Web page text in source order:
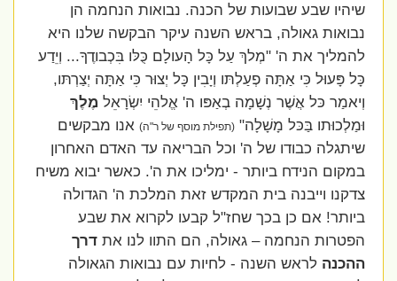
שיהיו שבע שבועות של הכנה. נבואות הנחמה הן
נבואות גאולה, בראש השנה עיקר הבקשה שלנו היא
להמליך את ה' "מְלךְ עַל כָּל הָעולָם כֻּלּו בִּכְבודֶךָ... וְיֵדַע
כָּל פָּעוּל כִּי אַתָּה פְעַלְתּו וְיָבִין כָּל יְצוּר כִּי אַתָּה יְצַרְתּו,
וְיאמַר כּל אֲשֶׁר נְשָׁמָה בְאַפּו ה' אֱלהֵי יִשְׂרָאֵלמֶלֶךְ
וּמַלְכוּתו בַּכּל מָשָׁלָה"(תפילת מוסף של ר"ה)אנו מבקשים
שיתגלה כבודו של ה' וכל הבריאה עד האדם האחרון
במקום הנידח ביותר - ימליכו את ה'. כאשר יבוא משיח
צדקנו וייבנה בית המקדש זאת המלכת ה' הגדולה
ביותר! אם כן בכך שחז"ל קבעו לקרוא את שבע
הפטרות הנחמה – גאולה, הם התוו לנו אתדרך
ההכנהלראש השנה - לחיות עם נבואות הגאולה